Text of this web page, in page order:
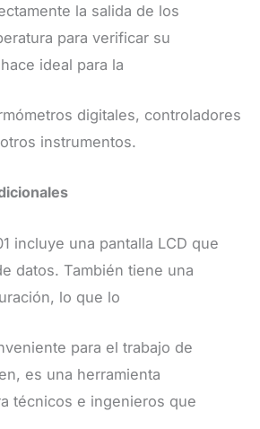
la salida de los
para verificar su
ideal para la
digitales, controladores
instrumentos.
incluye una pantalla LCD que
datos. También tiene una
lo que lo
para el trabajo de
es una herramienta
técnicos e ingenieros que